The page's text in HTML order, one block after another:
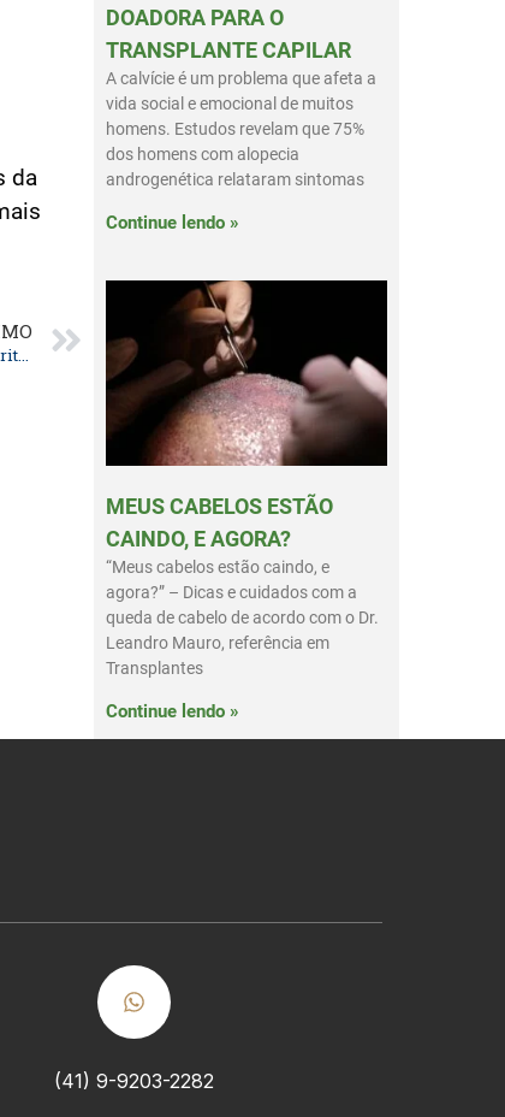
da
Entenda a Diferença entre Avanço e Grau da Calvíce em Curitiba
DOADORA PARA O
TRANSPLANTE CAPILAR
A calvície é um problema que afeta a
vida social e emocional de muitos
homens. Estudos revelam que 75%
dos homens com alopecia
androgenética relataram sintomas
Continue lendo »
MEUS CABELOS ESTÃO
CAINDO, E AGORA?
“Meus cabelos estão caindo, e
agora?” – Dicas e cuidados com a
queda de cabelo de acordo com o Dr.
Leandro Mauro, referência em
Transplantes
Continue lendo »
(41) 9-9203-2282